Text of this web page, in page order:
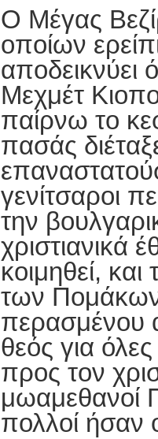
Ο Μέγας
οποίων
αποδεικνύει
Μεχμέτ
παίρνω το
πασάς
γενίτσαροι
την
χριστιανικά
κοιμηθεί,
των Πομάκων
περασμένου
θεός για
προς τον
μωαμεθανοί
πολλοί ήσαν